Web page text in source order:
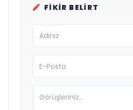
FIKIR BELIRT